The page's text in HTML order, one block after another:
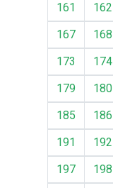
161
162
167
168
173
174
179
180
185
186
191
192
197
198